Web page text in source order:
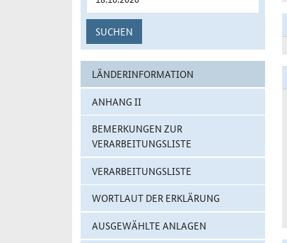
SUCHEN
LÄNDERINFORMATION
ANHANG II
BEMERKUNGEN ZUR
VERARBEITUNGSLISTE
VERARBEITUNGSLISTE
WORTLAUT DER ERKLÄRUNG
AUSGEWÄHLTE ANLAGEN